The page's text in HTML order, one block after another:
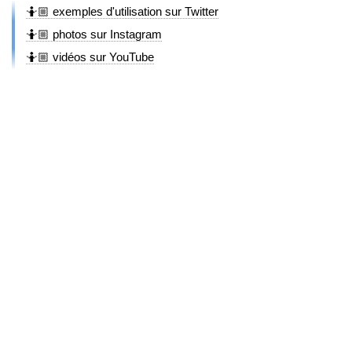
🤷🏼 exemples d'utilisation sur Twitter
🤷🏼 photos sur Instagram
🤷🏼 vidéos sur YouTube